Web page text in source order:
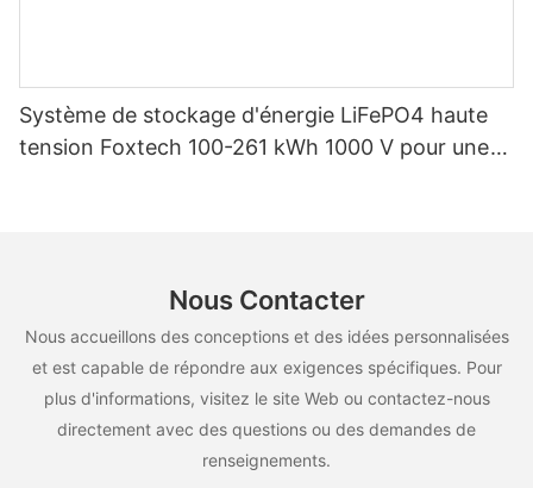
Système de stockage d'énergie LiFePO4 haute
tension Foxtech 100-261 kWh 1000 V pour une
Nous Contacter
Nous accueillons des conceptions et des idées personnalisées
et est capable de répondre aux exigences spécifiques. Pour
plus d'informations, visitez le site Web ou contactez-nous
directement avec des questions ou des demandes de
renseignements.